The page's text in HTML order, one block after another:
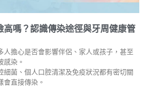
高嗎？認識傳染途徑與牙周健康管
人擔心是否會影響伴侶、家人或孩子，甚至
感染。
細菌、個人口腔清潔及免疫狀況都有密切關
會直接傳染。